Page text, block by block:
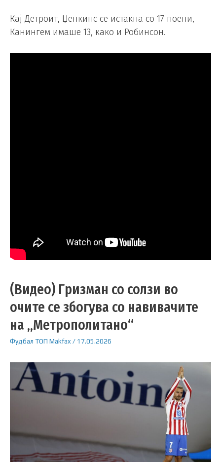
Кај Детроит, Џенкинс се истакна со 17 поени,
Канингем имаше 13, како и Робинсон.
(Видео) Гризман со солзи во
очите се збогува со навивачите
на „Метрополитано“
Фудбал ТОП Makfax / 17.05.2026